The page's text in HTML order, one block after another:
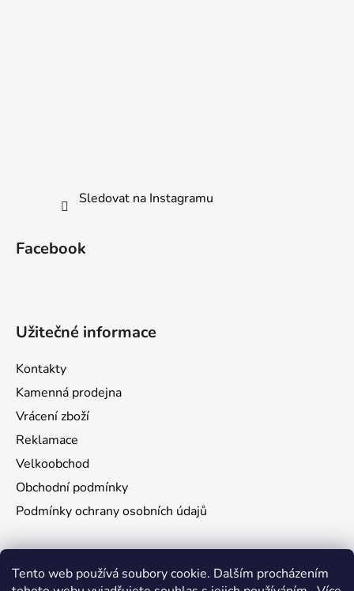
Tento web používá soubory cookie. Dalším procházením
Sledovat na Instagramu
Facebook
Užitečné informace
Kontakty
Kamenná prodejna
Vrácení zboží
Reklamace
Velkoobchod
Obchodní podmínky
Podmínky ochrany osobních údajů
Aktuality